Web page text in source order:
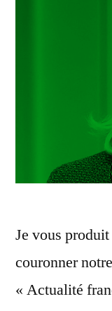
Je vous
couronner
« Actualité